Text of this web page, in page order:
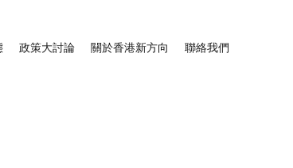
政策大討論 關於香港新方向 聯絡我們